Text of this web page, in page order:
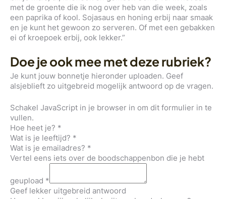
met de groente die ik nog over heb van die week, zoals
een paprika of kool. Sojasaus en honing erbij naar smaak
en je kunt het gewoon zo serveren. Of met een gebakken
ei of kroepoek erbij, ook lekker.”
Doe je ook mee met deze rubriek?
Je kunt jouw bonnetje hieronder uploaden. Geef
alsjeblieft zo uitgebreid mogelijk antwoord op de vragen.
Schakel JavaScript in je browser in om dit formulier in te
vullen.
Hoe heet je? *
Wat is je leeftijd? *
Wat is je emailadres? *
Vertel eens iets over de boodschappenbon die je hebt
geupload *
Geef lekker uitgebreid antwoord